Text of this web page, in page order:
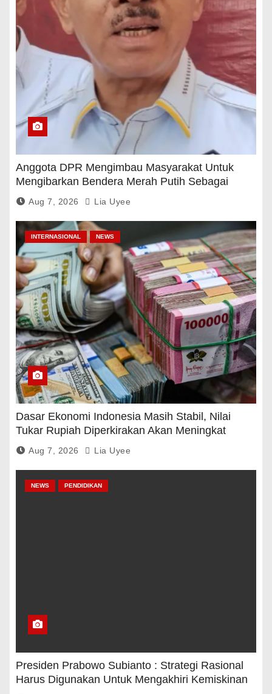
Anggota DPR Mengimbau Masyarakat Untuk
Mengibarkan Bendera Merah Putih Sebagai
Tanda Rasa Terima Kasih
Aug 7, 2026 Lia Uyee
INTERNASIONAL NEWS
Dasar Ekonomi Indonesia Masih Stabil, Nilai
Tukar Rupiah Diperkirakan Akan Meningkat
Aug 7, 2026 Lia Uyee
NEWS PENDIDIKAN
Presiden Prabowo Subianto : Strategi Rasional
Harus Digunakan Untuk Mengakhiri Kemiskinan